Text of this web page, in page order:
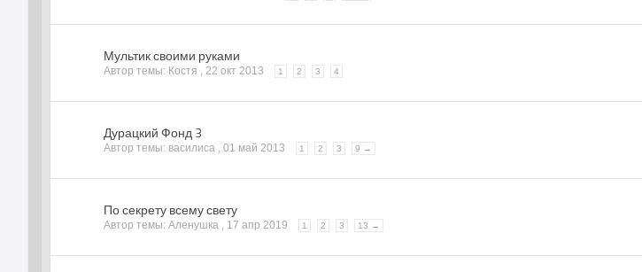
Мультик своими руками
Автор темы: Костя ,22 окт 2013 1 2 3 4
Дурацкий Фонд 3
Автор темы: василиса ,01 май 2013 1 2 3 9 →
По секрету всему свету
Автор темы: Аленушка , 17 апр 2019 1 2 3 13 →